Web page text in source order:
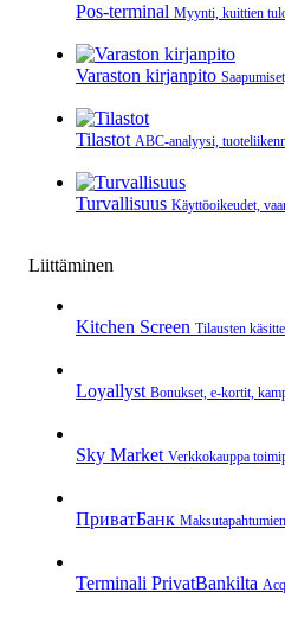
Pos-terminal Myynti, kuittien
Varaston kirjanpito
Tilastot ABC-analyysi,
Turvallisuus Käyttöoikeudet,
Liittäminen
Kitchen Screen Tilausten
Loyallyst Bonukset, e‑kortit,
Sky Market Verkkokauppa
ПриватБанк
Terminali PrivatBankilta